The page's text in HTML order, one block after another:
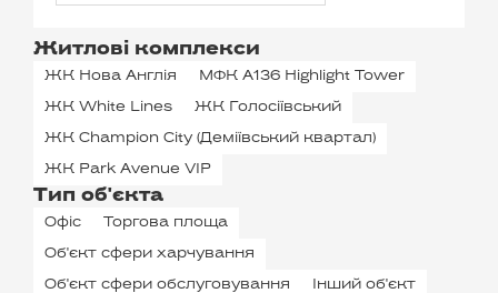
Житлові комплекси
ЖК Нова Англія МФК А136 Highlight Tower
ЖК White Lines ЖК Голосіївський
ЖК Champion City (Деміївський квартал)
ЖК Park Avenue VIP
Тип об'єкта
Офіс Торгова площа
Об'єкт сфери харчування
Об'єкт сфери обслуговування Інший об'єкт